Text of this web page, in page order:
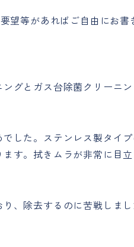
望等があればご自由にお書
グとガス台除菌クリーニ
した。ステンレス製タイ
す。拭きムラが非常に目
、除去するのに苦戦しま